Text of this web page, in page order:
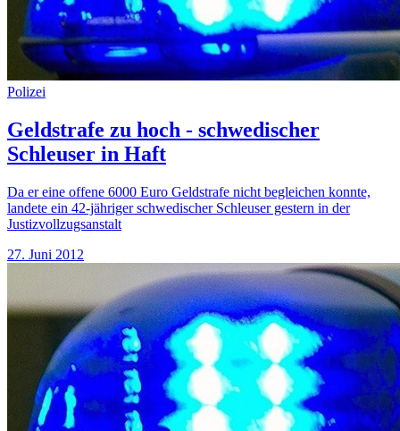
Polizei
Geldstrafe zu hoch - schwedischer
Schleuser in Haft
Da er eine offene 6000 Euro Geldstrafe nicht begleichen konnte,
landete ein 42-jähriger schwedischer Schleuser gestern in der
Justizvollzugsanstalt
27. Juni 2012